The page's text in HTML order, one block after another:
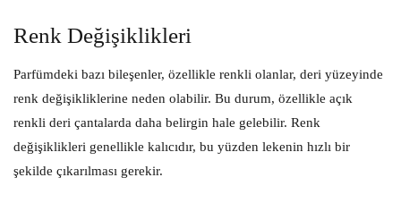
Renk Değişiklikleri
Parfümdeki bazı bileşenler, özellikle renkli olanlar, deri yüzeyinde
renk değişikliklerine neden olabilir. Bu durum, özellikle açık
renkli deri çantalarda daha belirgin hale gelebilir. Renk
değişiklikleri genellikle kalıcıdır, bu yüzden lekenin hızlı bir
şekilde çıkarılması gerekir.